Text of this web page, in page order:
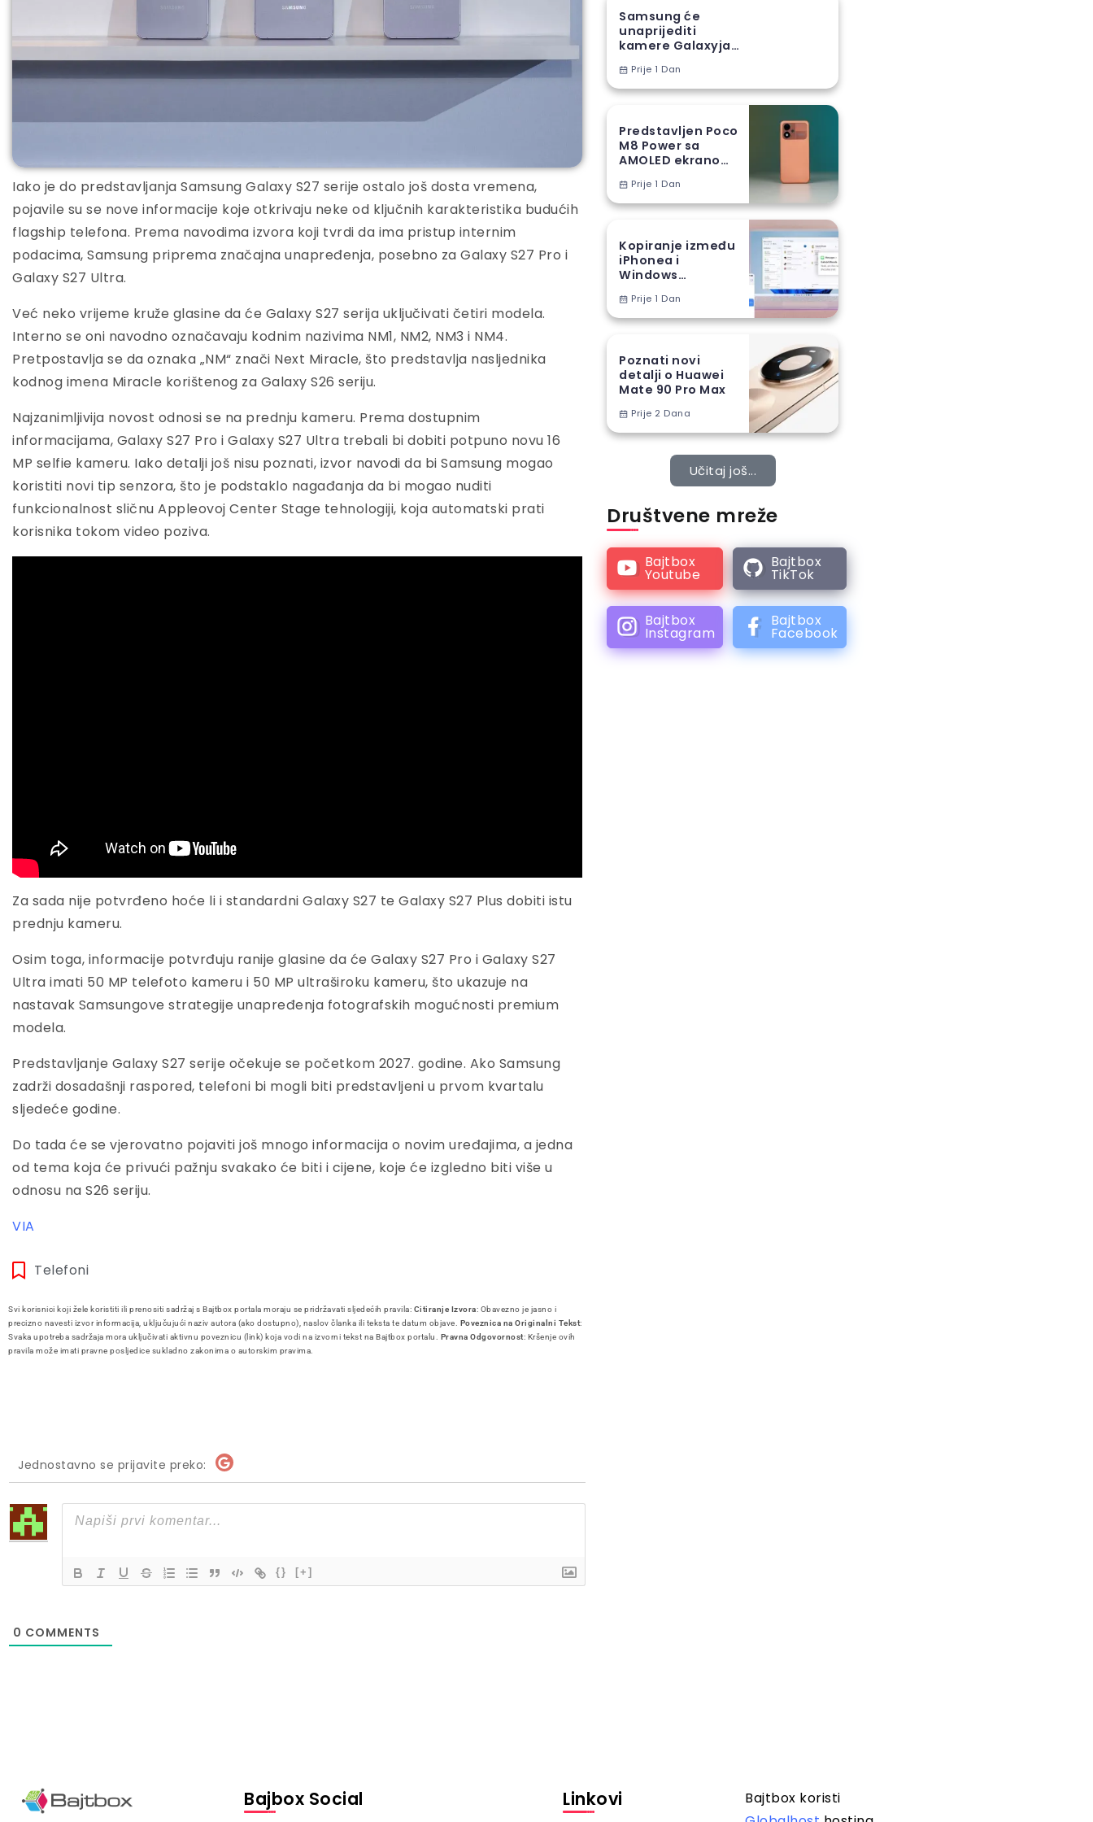
Iako je do predstavljanja Samsung Galaxy S27 serije ostalo još dosta vremena,
pojavile su se nove informacije koje otkrivaju neke od ključnih karakteristika budućih
flagship telefona. Prema navodima izvora koji tvrdi da ima pristup internim
podacima, Samsung priprema značajna unapređenja, posebno za Galaxy S27 Pro i
Galaxy S27 Ultra.
Već neko vrijeme kruže glasine da će Galaxy S27 serija uključivati četiri modela.
Interno se oni navodno označavaju kodnim nazivima NM1, NM2, NM3 i NM4.
Pretpostavlja se da oznaka „NM“ znači Next Miracle, što predstavlja nasljednika
kodnog imena Miracle korištenog za Galaxy S26 seriju.
Najzanimljivija novost odnosi se na prednju kameru. Prema dostupnim
informacijama, Galaxy S27 Pro i Galaxy S27 Ultra trebali bi dobiti potpuno novu 16
MP selfie kameru. Iako detalji još nisu poznati, izvor navodi da bi Samsung mogao
koristiti novi tip senzora, što je podstaklo nagađanja da bi mogao nuditi
funkcionalnost sličnu Appleovoj Center Stage tehnologiji, koja automatski prati
korisnika tokom video poziva.
Za sada nije potvrđeno hoće li i standardni Galaxy S27 te Galaxy S27 Plus dobiti istu
prednju kameru.
Osim toga, informacije potvrđuju ranije glasine da će Galaxy S27 Pro i Galaxy S27
Ultra imati 50 MP telefoto kameru i 50 MP ultraširoku kameru, što ukazuje na
nastavak Samsungove strategije unapređenja fotografskih mogućnosti premium
modela.
Predstavljanje Galaxy S27 serije očekuje se početkom 2027. godine. Ako Samsung
zadrži dosadašnji raspored, telefoni bi mogli biti predstavljeni u prvom kvartalu
sljedeće godine.
Do tada će se vjerovatno pojaviti još mnogo informacija o novim uređajima, a jedna
od tema koja će privući pažnju svakako će biti i cijene, koje će izgledno biti više u
odnosu na S26 seriju.
VIA
Telefoni
Samsung će
unaprijediti
kamere Galaxyja
proizvodnom
tehnikom
Prije 1 Dan
Predstavljen Poco
M8 Power sa
AMOLED ekranom i
baterijom
Prije 1 Dan
Kopiranje između
iPhonea i
Windows
EUPrije 1 Dan
Poznati novi
detalji o Huawei
Mate 90 Pro Max
Prije 2 Dana
Učitaj još...
Društvene mreže
Bajtbox
Youtube
Bajtbox
TikTok
Bajtbox
Instagram
Bajtbox
Facebook
Svi korisnici koji žele koristiti ili prenositi sadržaj s Bajtbox portala moraju se pridržavati sljedećih pravila: Citiranje Izvora: Obavezno je jasno i
precizno navesti izvor informacija, uključujući naziv autora (ako dostupno), naslov članka ili teksta te datum objave. Poveznica na Originalni Tekst:
Svaka upotreba sadržaja mora uključivati aktivnu poveznicu (link) koja vodi na izvorni tekst na Bajtbox portalu. Pravna Odgovornost: Kršenje ovih
pravila može imati pravne posljedice sukladno zakonima o autorskim pravima.
Jednostavno se prijavite preko:
{} [+]
0 COMMENTS
Bajbox Social Linkovi
Bajtbox koristi